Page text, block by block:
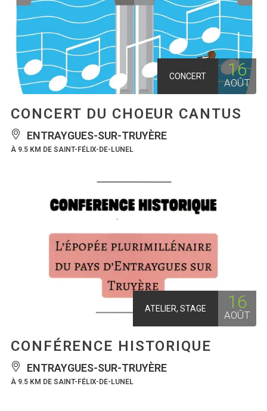
CONCERT 16
AOÛT
CONCERT DU CHOEUR CANTUS
ENTRAYGUES-SUR-TRUYÈRE
À 9.5 KM DE SAINT-FÉLIX-DE-LUNEL
ATELIER, STAGE 16
AOÛT
CONFÉRENCE HISTORIQUE
ENTRAYGUES-SUR-TRUYÈRE
À 9.5 KM DE SAINT-FÉLIX-DE-LUNEL